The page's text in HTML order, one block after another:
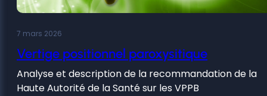
7 mars 2026
Vertige positionnel paroxysitique
Analyse et description de la recommandation de la
Haute Autorité de la Santé sur les VPPB